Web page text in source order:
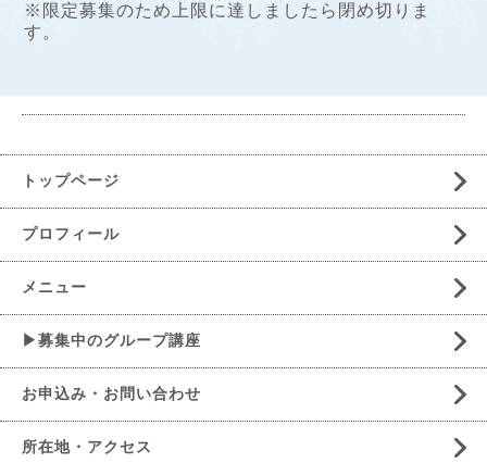
※限定募集のため上限に達しましたら閉め切りま
す。
トップページ
プロフィール
メニュー
▶募集中のグループ講座
お申込み・お問い合わせ
所在地・アクセス